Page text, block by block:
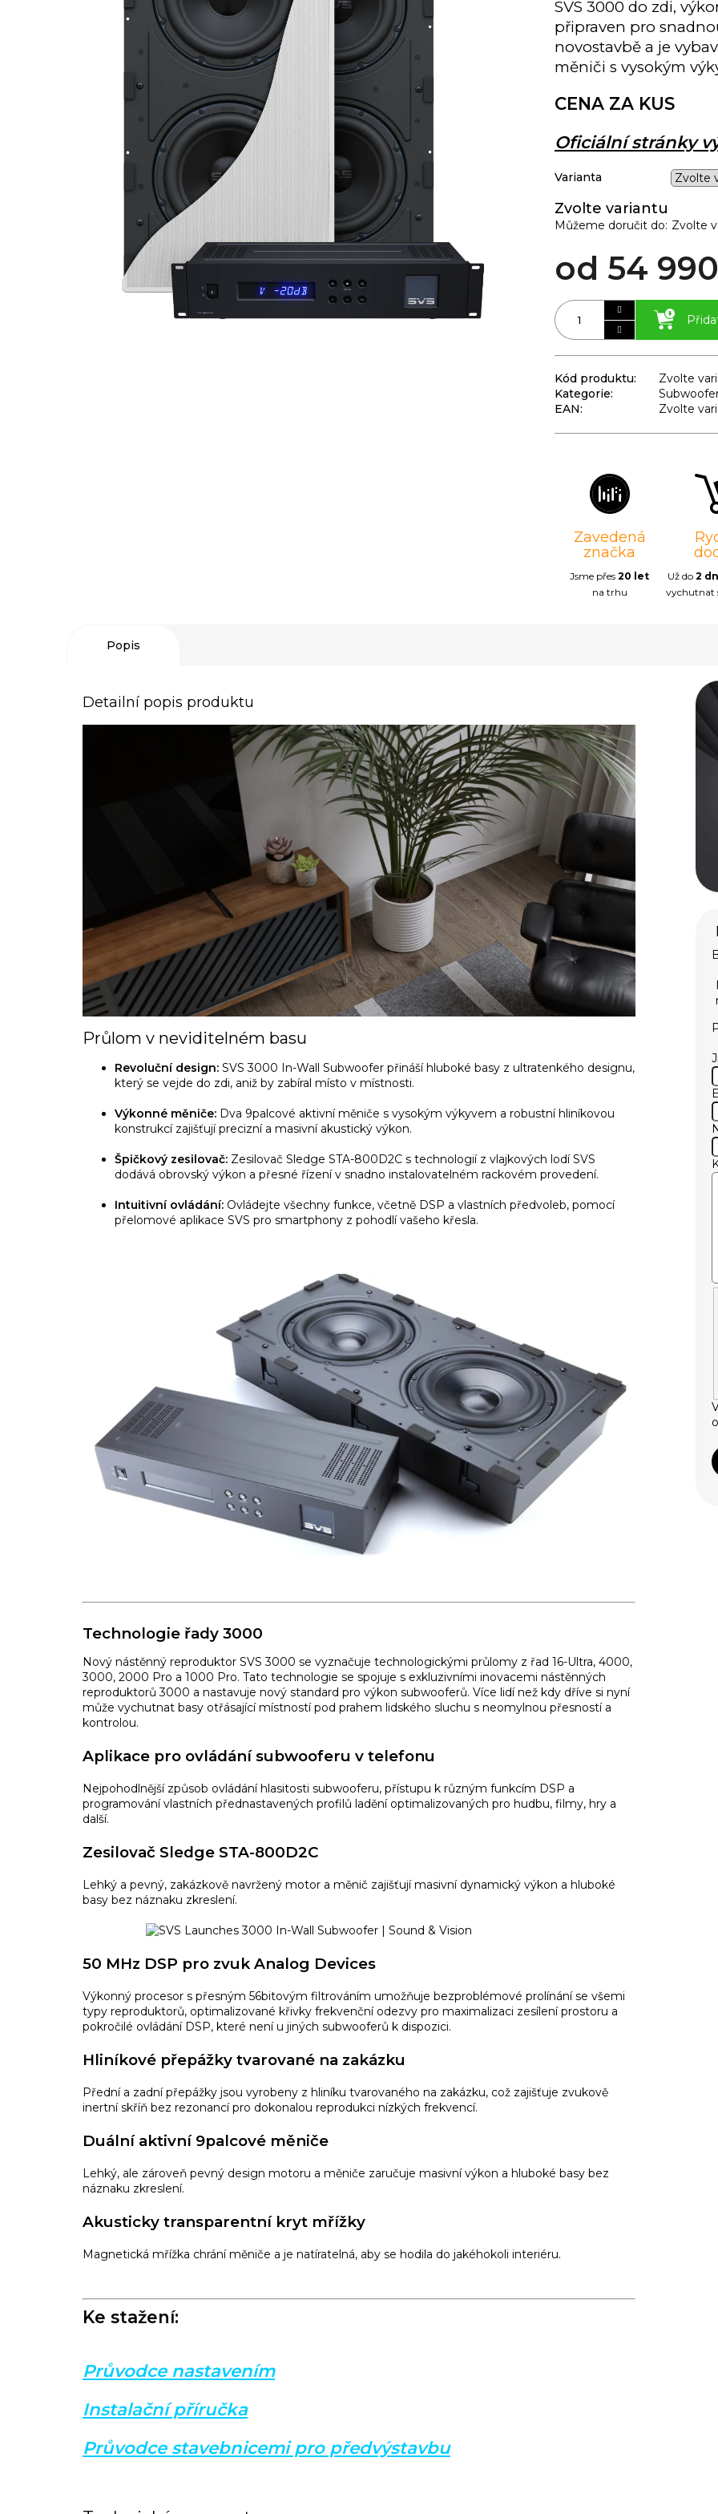
Zvolte variantu
Můžeme doručit do: Zvolte
od 54
Varianta
SVS 3000 do zdi,
připraven pro
novostavbě a je
měniči s vysokým
CENA ZA KUS
Oficiální stránky
Kód produktu:
Zvolte
Kategorie:
EAN: Zvolte
Zavedená
značka
Jsme přes20 let
na trhu
Už do 2
vychutnat
Popis
Detailní popis produktu
Průlom v neviditelném basu
Revoluční design: SVS 3000 In-Wall Subwoofer přináší hluboké basy z ultratenkého designu,
který se vejde do zdi, aniž by zabíral místo v místnosti.
Výkonné měniče: Dva 9palcové aktivní měniče s vysokým výkyvem a robustní hliníkovou
konstrukcí zajišťují precizní a masivní akustický výkon.
Špičkový zesilovač: Zesilovač Sledge STA-800D2C s technologií z vlajkových lodí SVS
dodává obrovský výkon a přesné řízení v snadno instalovatelném rackovém provedení.
Intuitivní ovládání: Ovládejte všechny funkce, včetně DSP a vlastních předvoleb, pomocí
přelomové aplikace SVS pro smartphony z pohodlí vašeho křesla.
Technologie řady 3000
Nový nástěnný reproduktor SVS 3000 se vyznačuje technologickými průlomy z řad 16-Ultra, 4000,
3000, 2000 Pro a 1000 Pro. Tato technologie se spojuje s exkluzivními inovacemi nástěnných
reproduktorů 3000 a nastavuje nový standard pro výkon subwooferů. Více lidí než kdy dříve si nyní
může vychutnat basy otřásající místností pod prahem lidského sluchu s neomylnou přesností a
kontrolou.
Aplikace pro ovládání subwooferu v telefonu
Nejpohodlnější způsob ovládání hlasitosti subwooferu, přístupu k různým funkcím DSP a
programování vlastních přednastavených profilů ladění optimalizovaných pro hudbu, filmy, hry a
další.
Zesilovač Sledge STA-800D2C
Lehký a pevný, zakázkově navržený motor a měnič zajišťují masivní dynamický výkon a hluboké
basy bez náznaku zkreslení.
50 MHz DSP pro zvuk Analog Devices
Výkonný procesor s přesným 56bitovým filtrováním umožňuje bezproblémové prolínání se všemi
typy reproduktorů, optimalizované křivky frekvenční odezvy pro maximalizaci zesílení prostoru a
pokročilé ovládání DSP, které není u jiných subwooferů k dispozici.
Hliníkové přepážky tvarované na zakázku
Přední a zadní přepážky jsou vyrobeny z hliníku tvarovaného na zakázku, což zajišťuje zvukově
inertní skříň bez rezonancí pro dokonalou reprodukci nízkých frekvencí.
Duální aktivní 9palcové měniče
Lehký, ale zároveň pevný design motoru a měniče zaručuje masivní výkon a hluboké basy bez
náznaku zkreslení.
Akusticky transparentní kryt mřížky
Magnetická mřížka chrání měniče a je natíratelná, aby se hodila do jakéhokoli interiéru.
Ke stažení:
Průvodce nastavením
Instalační příručka
Průvodce stavebnicemi pro předvýstavbu